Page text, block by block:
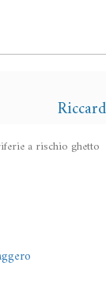
a rischio ghetto